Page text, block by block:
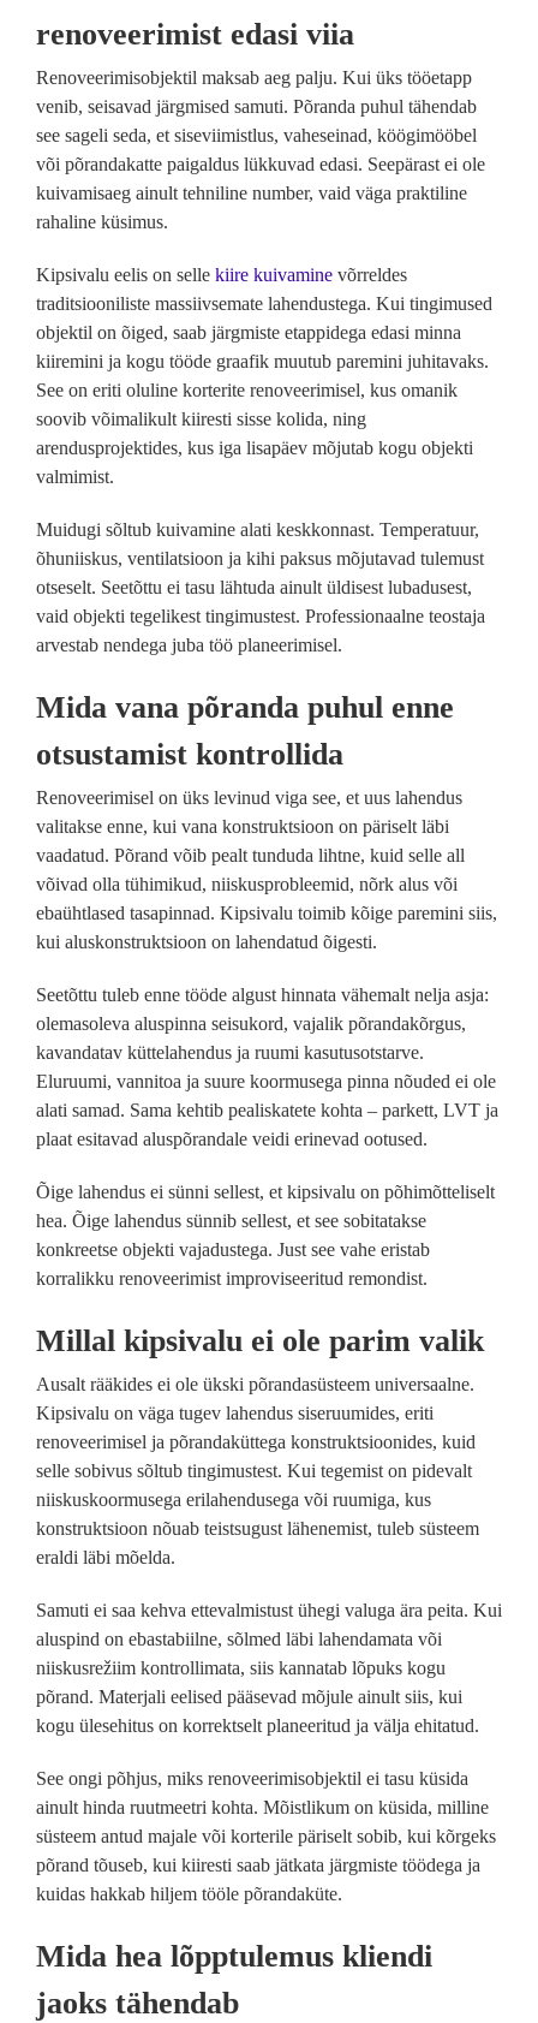
renoveerimist edasi viia
Renoveerimisobjektil maksab aeg palju. Kui üks tööetapp
venib, seisavad järgmised samuti. Põranda puhul tähendab
see sageli seda, et siseviimistlus, vaheseinad, köögimööbel
või põrandakatte paigaldus lükkuvad edasi. Seepärast ei ole
kuivamisaeg ainult tehniline number, vaid väga praktiline
rahaline küsimus.
Kipsivalu eelis on selle kiire kuivamine võrreldes
traditsiooniliste massiivsemate lahendustega. Kui tingimused
objektil on õiged, saab järgmiste etappidega edasi minna
kiiremini ja kogu tööde graafik muutub paremini juhitavaks.
See on eriti oluline korterite renoveerimisel, kus omanik
soovib võimalikult kiiresti sisse kolida, ning
arendusprojektides, kus iga lisapäev mõjutab kogu objekti
valmimist.
Muidugi sõltub kuivamine alati keskkonnast. Temperatuur,
õhuniiskus, ventilatsioon ja kihi paksus mõjutavad tulemust
otseselt. Seetõttu ei tasu lähtuda ainult üldisest lubadusest,
vaid objekti tegelikest tingimustest. Professionaalne teostaja
arvestab nendega juba töö planeerimisel.
Mida vana põranda puhul enne
otsustamist kontrollida
Renoveerimisel on üks levinud viga see, et uus lahendus
valitakse enne, kui vana konstruktsioon on päriselt läbi
vaadatud. Põrand võib pealt tunduda lihtne, kuid selle all
võivad olla tühimikud, niiskusprobleemid, nõrk alus või
ebaühtlased tasapinnad. Kipsivalu toimib kõige paremini siis,
kui aluskonstruktsioon on lahendatud õigesti.
Seetõttu tuleb enne tööde algust hinnata vähemalt nelja asja:
olemasoleva aluspinna seisukord, vajalik põrandakõrgus,
kavandatav küttelahendus ja ruumi kasutusotstarve.
Eluruumi, vannitoa ja suure koormusega pinna nõuded ei ole
alati samad. Sama kehtib pealiskatete kohta – parkett, LVT ja
plaat esitavad aluspõrandale veidi erinevad ootused.
Õige lahendus ei sünni sellest, et kipsivalu on põhimõtteliselt
hea. Õige lahendus sünnib sellest, et see sobitatakse
konkreetse objekti vajadustega. Just see vahe eristab
korralikku renoveerimist improviseeritud remondist.
Millal kipsivalu ei ole parim valik
Ausalt rääkides ei ole ükski põrandasüsteem universaalne.
Kipsivalu on väga tugev lahendus siseruumides, eriti
renoveerimisel ja põrandaküttega konstruktsioonides, kuid
selle sobivus sõltub tingimustest. Kui tegemist on pidevalt
niiskuskoormusega erilahendusega või ruumiga, kus
konstruktsioon nõuab teistsugust lähenemist, tuleb süsteem
eraldi läbi mõelda.
Samuti ei saa kehva ettevalmistust ühegi valuga ära peita. Kui
aluspind on ebastabiilne, sõlmed läbi lahendamata või
niiskusrežiim kontrollimata, siis kannatab lõpuks kogu
põrand. Materjali eelised pääsevad mõjule ainult siis, kui
kogu ülesehitus on korrektselt planeeritud ja välja ehitatud.
See ongi põhjus, miks renoveerimisobjektil ei tasu küsida
ainult hinda ruutmeetri kohta. Mõistlikum on küsida, milline
süsteem antud majale või korterile päriselt sobib, kui kõrgeks
põrand tõuseb, kui kiiresti saab jätkata järgmiste töödega ja
kuidas hakkab hiljem tööle põrandaküte.
Mida hea lõpptulemus kliendi
jaoks tähendab